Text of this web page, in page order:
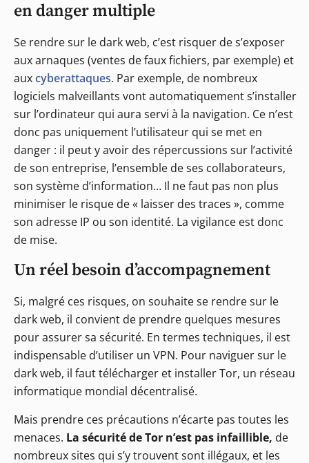
en danger multiple
Se rendre sur le dark web, c’est risquer de s’exposer
aux arnaques (ventes de faux fichiers, par exemple) et
auxcyberattaques. Par exemple, de nombreux
logiciels malveillants vont automatiquement s’installer
sur l’ordinateur qui aura servi à la navigation. Ce n’est
donc pas uniquement l’utilisateur qui se met en
danger : il peut y avoir des répercussions sur l’activité
de son entreprise, l’ensemble de ses collaborateurs,
son système d’information… Il ne faut pas non plus
minimiser le risque de « laisser des traces », comme
son adresse IP ou son identité. La vigilance est donc
de mise.
Un réel besoin d’accompagnement
Si, malgré ces risques, on souhaite se rendre sur le
dark web, il convient de prendre quelques mesures
pour assurer sa sécurité. En termes techniques, il est
indispensable d’utiliser un VPN. Pour naviguer sur le
dark web, il faut télécharger et installer Tor, un réseau
informatique mondial décentralisé.
Mais prendre ces précautions n’écarte pas toutes les
menaces. La sécurité de Tor n’est pas infaillible, de
nombreux sites qui s’y trouvent sont illégaux, et les